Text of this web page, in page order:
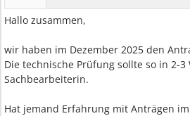
Hallo zusammen,
wir haben im Dezember 2025 den
Die technische Prüfung sollte so in 2-
Sachbearbeiterin.
Hat jemand Erfahrung mit Anträgen